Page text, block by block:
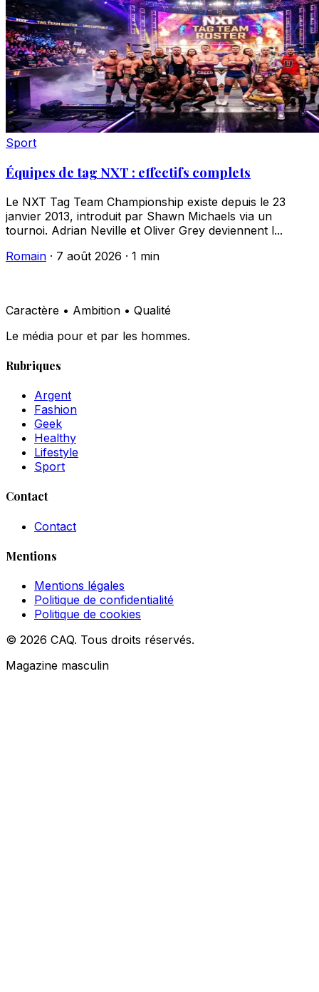
Sport
Équipes de tag NXT : effectifs complets
Le NXT Tag Team Championship existe depuis le 23
janvier 2013, introduit par Shawn Michaels via un
tournoi. Adrian Neville et Oliver Grey deviennent l...
Romain · 7 août 2026 · 1 min
Caractère • Ambition • Qualité
Le média pour et par les hommes.
Rubriques
Argent
Fashion
Geek
Healthy
Lifestyle
Sport
Contact
Contact
Mentions
Mentions légales
Politique de confidentialité
Politique de cookies
© 2026 CAQ. Tous droits réservés.
Magazine masculin